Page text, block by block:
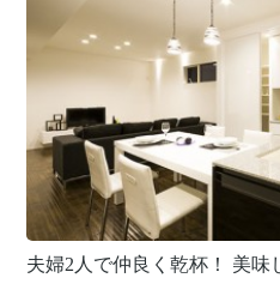
夫婦2人で仲良く乾杯！ 美味